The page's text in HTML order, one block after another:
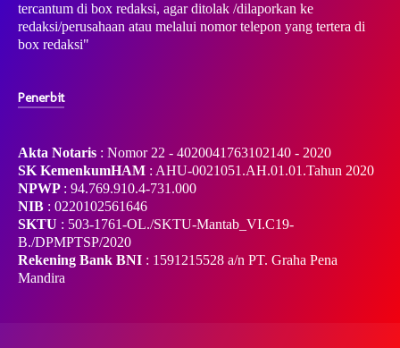
tercantum di box redaksi, agar ditolak /dilaporkan ke
redaksi/perusahaan atau melalui nomor telepon yang tertera di
box redaksi"
Penerbit
Akta Notaris : Nomor 22 - 4020041763102140 - 2020
SK KemenkumHAM : AHU-0021051.AH.01.01.Tahun 2020
NPWP : 94.769.910.4-731.000
NIB : 0220102561646
SKTU : 503-1761-OL./SKTU-Mantab_VI.C19-
B./DPMPTSP/2020
Rekening Bank BNI : 1591215528 a/n PT. Graha Pena
Mandira